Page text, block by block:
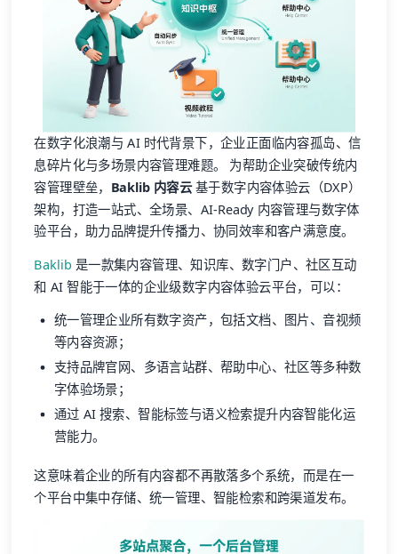
在数字化浪潮与 AI 时代背景下，企业正面临内容孤岛、信
息碎片化与多场景内容管理难题。 为帮助企业突破传统内
容管理壁垒， Baklib 内容云基于数字内容体验云（DXP）
架构，打造一站式、全场景、AI-Ready 内容管理与数字体
验平台，助力品牌提升传播力、协同效率和客户满意度。
Baklib 是一款集内容管理、知识库、数字门户、社区互动
和 AI 智能于一体的企业级数字内容体验云平台，可以：
统一管理企业所有数字资产，包括文档、图片、音视频
等内容资源；
支持品牌官网、多语言站群、帮助中心、社区等多种数
字体验场景；
通过 AI 搜索、智能标签与语义检索提升内容智能化运
营能力。
这意味着企业的所有内容都不再散落多个系统，而是在一
个平台中集中存储、统一管理、智能检索和跨渠道发布。